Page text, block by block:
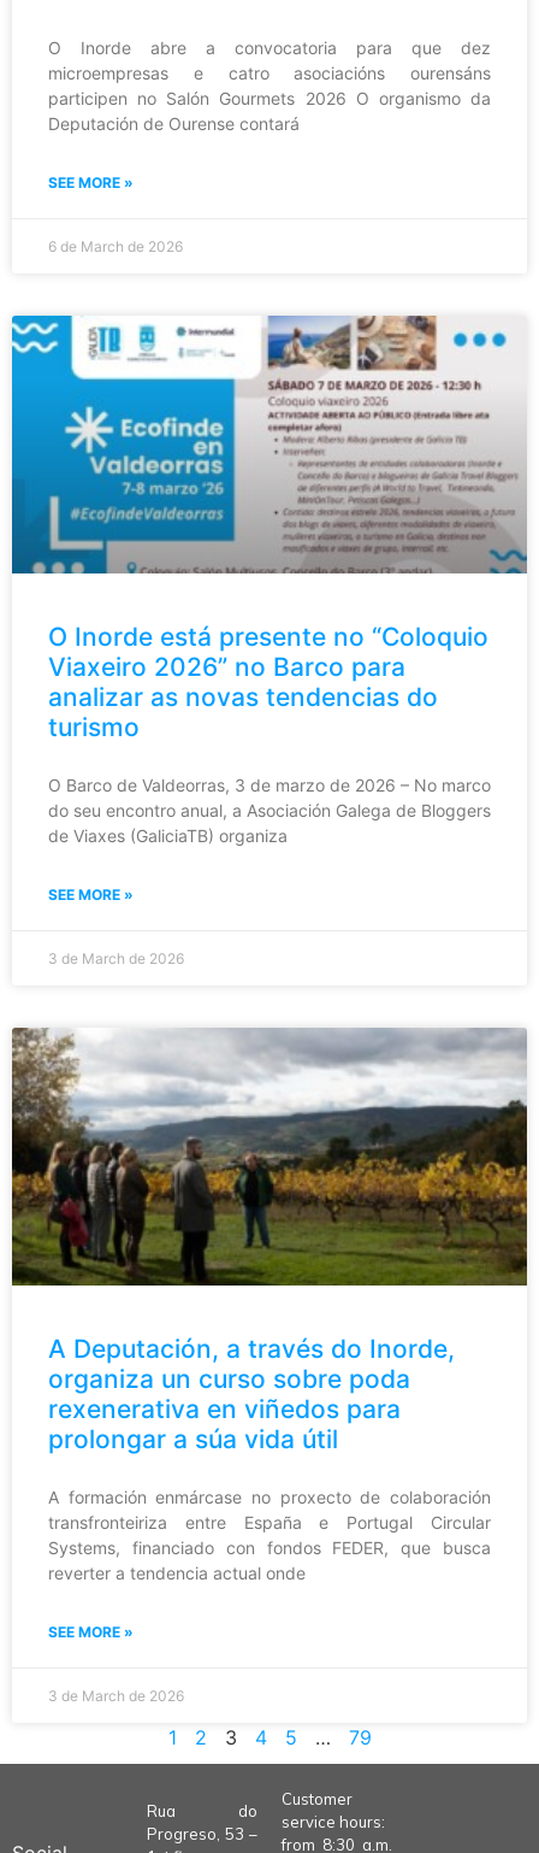
O Inorde abre a convocatoria para que dez
microempresas e catro asociacións ourensáns
participen no Salón Gourmets 2026 O organismo da
Deputación de Ourense contará
SEE MORE »
6 de March de 2026
O Inorde está presente no “Coloquio
Viaxeiro 2026” no Barco para
analizar as novas tendencias do
turismo
O Barco de Valdeorras, 3 de marzo de 2026 – No marco
do seu encontro anual, a Asociación Galega de Bloggers
de Viaxes (GaliciaTB) organiza
SEE MORE »
3 de March de 2026
A Deputación, a través do Inorde,
organiza un curso sobre poda
rexenerativa en viñedos para
prolongar a súa vida útil
A formación enmárcase no proxecto de colaboración
transfronteiriza entre España e Portugal Circular
Systems, financiado con fondos FEDER, que busca
reverter a tendencia actual onde
SEE MORE »
3 de March de 2026
1 2 3 4 5 … 79
Rua do
Progreso, 53 –
Customer
service hours:
from 8:30 a.m.